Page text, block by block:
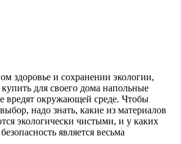
здоровье и сохранении экологии,
для своего дома напольные
вредят окружающей среде. Чтобы
надо знать, какие из материалов
экологически чистыми, и у каких
является весьма